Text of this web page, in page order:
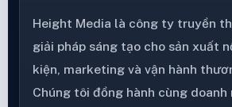
Height Media là công ty truyền
giải pháp sáng tạo cho sản xuất
kiện, marketing và vận hành
Chúng tôi đồng hành cùng doanh